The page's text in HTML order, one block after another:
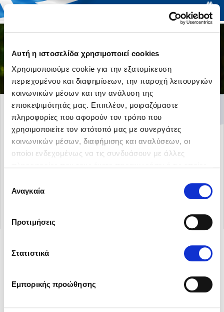
Αυτή η ιστοσελίδα χρησιμοποιεί cookies
Χρησιμοποιούμε cookie για την εξατομίκευση
περιεχομένου και διαφημίσεων, την παροχή λειτουργιών
κοινωνικών μέσων και την ανάλυση της
επισκεψιμότητάς μας. Επιπλέον, μοιραζόμαστε
πληροφορίες που αφορούν τον τρόπο που
χρησιμοποιείτε τον ιστότοπό μας με συνεργάτες
κοινωνικών μέσων, διαφήμισης και αναλύσεων, οι
οποίοι ενδεχομένως να τις συνδυάσουν με άλλες
των υπηρεσιών τους.
συγκατάθεσης
Αναγκαία
Προτιμήσεις
Στατιστικά
Εμπορικής προώθησης
EPIKOINWNIA_COVER-
492133408
© 2026 Sani Sensitive. All rights reserved.
Πολιτική περί Προστασίας Προσωπικών Δεδομένων